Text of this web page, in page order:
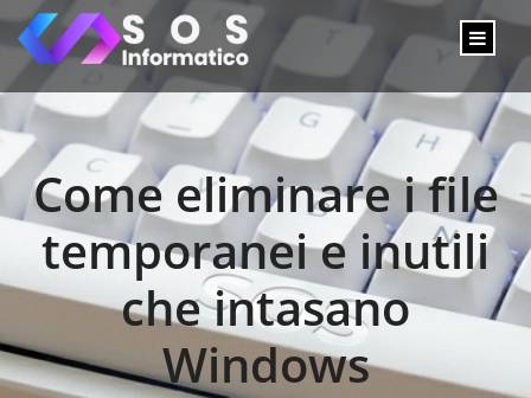
Come eliminare i file
temporanei e inutili
che intasano
Windows